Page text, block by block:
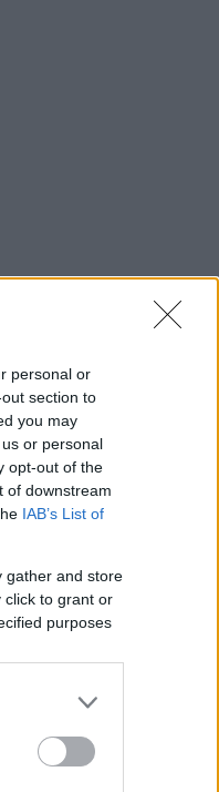
personal or
section to
you may
or personal
opt-out of the
of downstream
IAB’s List of
gather and store
click to grant or
purposes